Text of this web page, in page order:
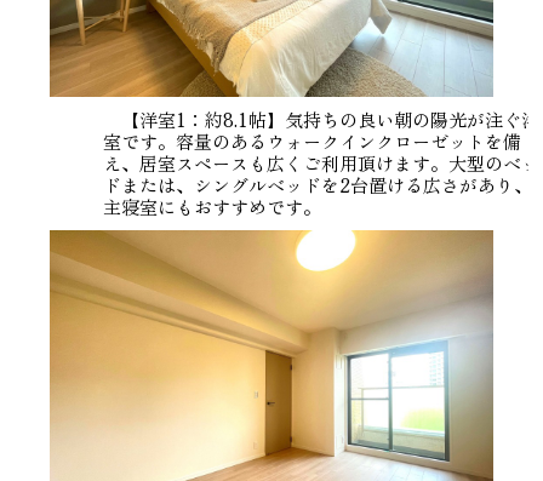
【洋室1：約8.1帖】気持ちの良い朝の陽光が注ぐ洋
室です。容量のあるウォークインクローゼットを備
え、居室スペースも広くご利用頂けます。大型のベッ
ドまたは、シングルベッドを2台置ける広さがあり、
主寝室にもおすすめです。